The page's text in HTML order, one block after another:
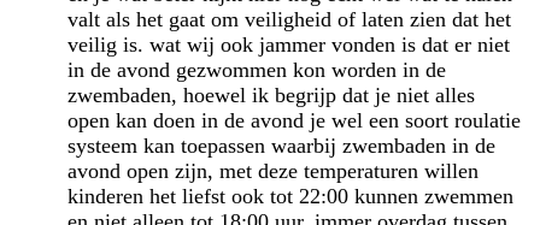
valt als het gaat om veiligheid of laten zien dat het
veilig is. wat wij ook jammer vonden is dat er niet
in de avond gezwommen kon worden in de
zwembaden, hoewel ik begrijp dat je niet alles
open kan doen in de avond je wel een soort roulatie
systeem kan toepassen waarbij zwembaden in de
avond open zijn, met deze temperaturen willen
kinderen het liefst ook tot 22:00 kunnen zwemmen